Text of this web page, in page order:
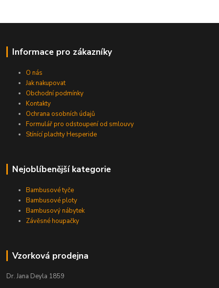
Informace pro zákazníky
O nás
Jak nakupovat
Obchodní podmínky
Kontakty
Ochrana osobních údajů
Formulář pro odstoupení od smlouvy
Stínící plachty Hesperide
Nejoblíbenější kategorie
Bambusové tyče
Bambusové ploty
Bambusový nábytek
Závěsné houpačky
Vzorková prodejna
Dr. Jana Deyla 1859